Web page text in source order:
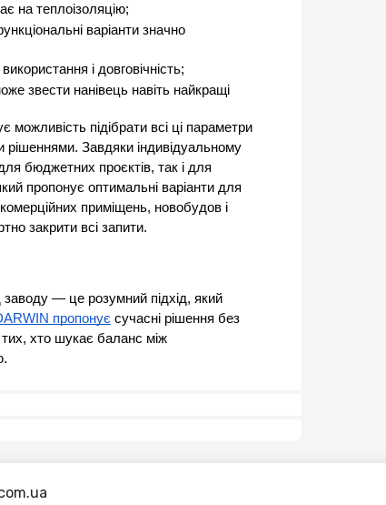
на теплоізоляцію;
варіанти значно
і довговічність;
звести нанівець навіть найкращі
підібрати всі ці параметри
рішеннями. Завдяки індивідуальному
бюджетних проєктів, так і для
пропонує оптимальні варіанти для
приміщень, новобудов і
закрити всі запити.
— це розумний підхід, який
пропонує сучасні рішення без
хто шукає баланс між